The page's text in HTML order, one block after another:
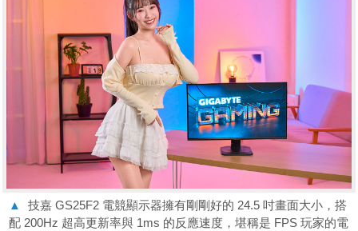
▲
技嘉 GS25F2 電競顯示器擁有剛剛好的 24.5 吋畫面大小，搭
配 200Hz 超高更新率與 1ms 的反應速度，堪稱是 FPS 玩家的電